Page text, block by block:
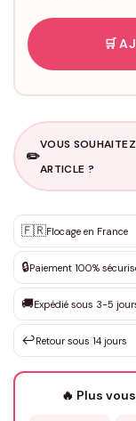
🛒
✏️
VOUS
ARTICLE ?
✨
DEVIS
Que souhaitez-
Votre texte / idée*
🇫🇷Flocage en France
🔒Paiement 100%
🚚Expédié sous 3-5
↩️Retour sous 14 jours
🔥 Plus